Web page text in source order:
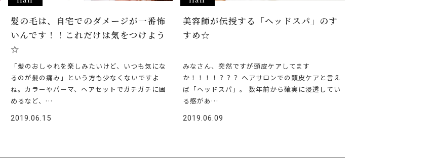
髪の毛は、自宅でのダメージが一番怖
いんです！！これだけは気をつけよう
☆
「髪のおしゃれを楽しみたいけど、いつも気にな
るのが髪の痛み」という方も少なくないですよ
ね。カラーやパーマ、ヘアセットでガチガチに固
めるなど、…
2019.06.15
美容師が伝授する「ヘッドスパ」のす
すめ☆
みなさん、突然ですが頭皮ケアしてます
か！！！！？？？ ヘアサロンでの頭皮ケアと言え
ば「ヘッドスパ」。 数年前から確実に浸透してい
る感があ…
2019.06.09